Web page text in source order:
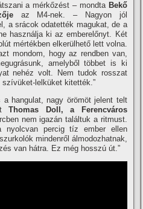
a mérkőzést – mondta Bekő
az M4-nek. – Nagyon jól
a srácok odatették magukat, de a
használja ki az emberelőnyt. Két
mértékben elkerülhető lett volna.
mondom, hogy az rendben van,
amelyből többet is ki
nehéz volt. Nem tudok rosszat
lelküket kitették.”
a hangulat, nagy örömöt jelent telt
Thomas Doll, a Ferencváros
nem igazán találtuk a ritmust.
nyolcvan percig tí­z ember ellen
mindenről álmodozhatnak,
van hátra. Ez még hosszú út.”